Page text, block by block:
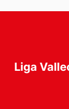
Liga